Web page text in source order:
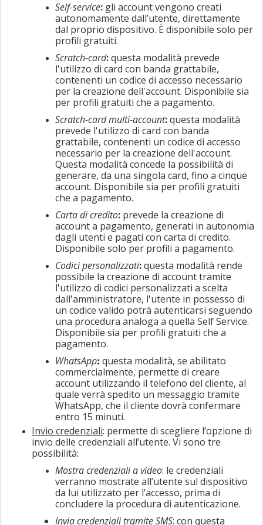
Self-service: gli account vengono creati
autonomamente dall’utente, direttamente
dal proprio dispositivo. È disponibile solo per
profili gratuiti.
Scratch-card:questa modalità prevede
l'utilizzo di card con banda grattabile,
contenenti un codice di accesso necessario
per la creazione dell'account. Disponibile sia
per profili gratuiti che a pagamento.
Scratch-card multi-account:questa modalità
prevede l'utilizzo di card con banda
grattabile, contenenti un codice di accesso
necessario per la creazione dell'account.
Questa modalità concede la possibilità di
generare, da una singola card, fino a cinque
account. Disponibile sia per profili gratuiti
che a pagamento.
Carta di credito: prevede la creazione di
account a pagamento, generati in autonomia
dagli utenti e pagati con carta di credito.
Disponibile solo per profili a pagamento.
Codici personalizzati:questa modalità rende
possibile la creazione di account tramite
l'utilizzo di codici personalizzati a scelta
dall'amministratore, l'utente in possesso di
un codice valido potrà autenticarsi seguendo
una procedura analoga a quella Self Service.
Disponibile sia per profili gratuiti che a
pagamento.
WhatsApp: questa modalità, se abilitato
commercialmente, permette di creare
account utilizzando il telefono del cliente, al
quale verrà spedito un messaggio tramite
WhatsApp, che il cliente dovrà confermare
entro 15 minuti.
Invio credenziali: permette di scegliere l’opzione di
invio delle credenziali all’utente. Vi sono tre
possibilità:
Mostra credenziali a video: le credenziali
verranno mostrate all’utente sul dispositivo
da lui utilizzato per l’accesso, prima di
concludere la procedura di autenticazione.
Invia credenziali tramite SMS: con questa